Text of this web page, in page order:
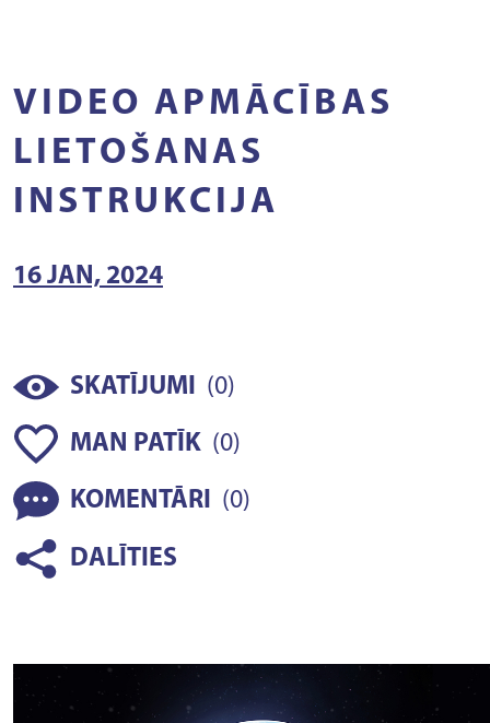
VIDEO APMĀCĪBAS
LIETOŠANAS
INSTRUKCIJA
16 JAN, 2024
SKATĪJUMI (0)
MAN PATĪK (0)
KOMENTĀRI (0)
DALĪTIES